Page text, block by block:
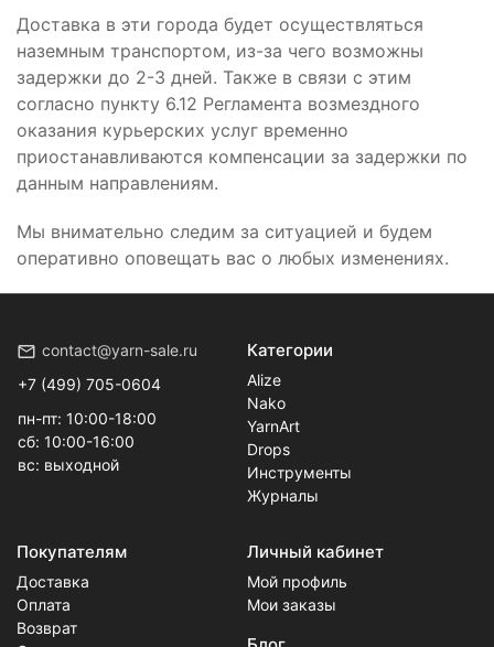
Доставка в эти города будет осуществляться
наземным транспортом, из-за чего возможны
задержки до 2-3 дней. Также в связи с этим
согласно пункту 6.12 Регламента возмездного
оказания курьерских услуг временно
приостанавливаются компенсации за задержки по
данным направлениям.
Мы внимательно следим за ситуацией и будем
оперативно оповещать вас о любых изменениях.
contact@yarn-sale.ru
+7 (499) 705-0604
пн-пт: 10:00-18:00
сб: 10:00-16:00
вс: выходной
Категории
Alize
Nako
YarnArt
Drops
Инструменты
Журналы
Покупателям
Доставка
Оплата
Возврат
Личный кабинет
Мой профиль
Мои заказы